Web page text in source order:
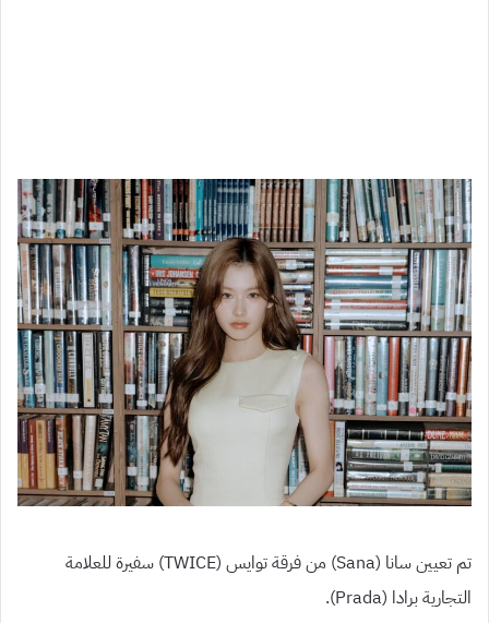
تم تعيين سانا (Sana) من فرقة توايس (TWICE)
سفيرة للعلامة
التجارية برادا (Prada)
.